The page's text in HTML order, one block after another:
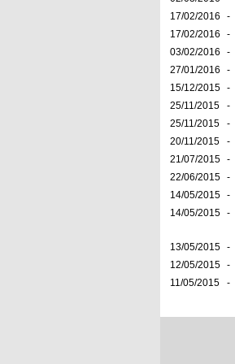
17/02/2016
-
17/02/2016
-
03/02/2016
-
27/01/2016
-
15/12/2015 -
25/11/2015
-
25/11/2015
-
20/11/2015
-
21/07/2015 -
22/06/2015 -
14/05/2015 -
14/05/2015 -
13/05/2015 -
12/05/2015 -
11/05/2015
-